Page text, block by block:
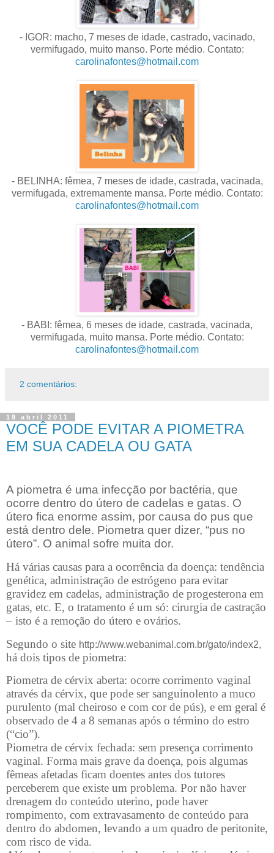
- IGOR: macho, 7 meses de idade, castrado, vacinado,
vermifugado, muito manso. Porte médio. Contato:
carolinafontes@hotmail.com
- BELINHA: fêmea, 7 meses de idade, castrada, vacinada,
vermifugada, extremamente mansa. Porte médio. Contato:
carolinafontes@hotmail.com
- BABI: fêmea, 6 meses de idade, castrada, vacinada,
vermifugada, muito mansa. Porte médio. Contato:
carolinafontes@hotmail.com
2 comentários:
19 abril 2011
VOCÊ PODE EVITAR A PIOMETRA
EM SUA CADELA OU GATA
A piometra é uma infecção por bactéria, que
ocorre dentro do útero de cadelas e gatas. O
útero fica enorme assim, por causa do pus que
está dentro dele. Piometra quer dizer, “pus no
útero”. O animal sofre muita dor.
Há várias causas para a ocorrência da doença: tendência
genética, administração de estrógeno para evitar
gravidez em cadelas, administração de progesterona em
gatas, etc. E, o tratamento é um só: cirurgia de castração
– isto é a remoção do útero e ovários.
Segundo o site http://www.webanimal.com.br/gato/index2,
há dois tipos de piometra:
Piometra de cérvix aberta: ocorre corrimento vaginal
através da cérvix, que pode ser sanguinolento a muco
purulento (mal cheiroso e com cor de pús), e em geral é
observado de 4 a 8 semanas após o término do estro
(“cio”).
Piometra de cérvix fechada: sem presença corrimento
vaginal. Forma mais grave da doença, pois algumas
fêmeas afetadas ficam doentes antes dos tutores
perceberem que existe um problema. Por não haver
drenagem do conteúdo uterino, pode haver
rompimento, com extravasamento de conteúdo para
dentro do abdomen, levando a um quadro de peritonite,
com risco de vida.